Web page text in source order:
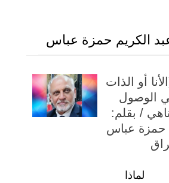
الكريم حمزة عباس
أو الذات
الوصول
/ بقلم:
حمزة عباس
لماذا